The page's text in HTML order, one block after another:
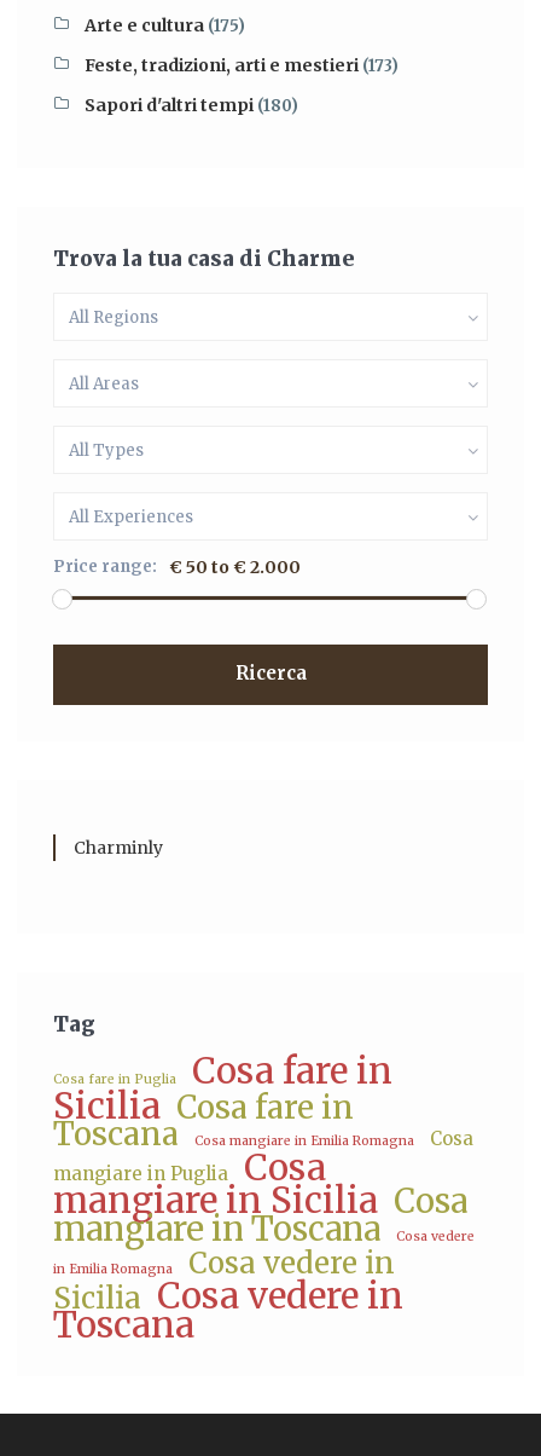
Arte e cultura (175)
Feste, tradizioni, arti e mestieri (173)
Sapori d'altri tempi (180)
Trova la tua casa di Charme
All Regions
All Areas
All Types
All Experiences
Price range: € 50 to € 2.000
Ricerca
Charminly
Tag
Cosa fare in Puglia Cosa fare in
Sicilia Cosa fare in
Toscana Cosa mangiare in Emilia Romagna
Cosa
mangiare in Puglia
Cosa
mangiare in Sicilia Cosa
mangiare in Toscana Cosa vedere
in Emilia Romagna
Cosa vedere in
Sicilia Cosa vedere in
Toscana